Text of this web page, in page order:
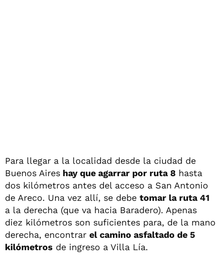
Para llegar a la localidad desde la ciudad de
Buenos Aires hay que agarrar por ruta 8 hasta
dos kilómetros antes del acceso a San Antonio
de Areco. Una vez allí, se debe tomar la ruta 41
a la derecha (que va hacia Baradero). Apenas
diez kilómetros son suficientes para, de la mano
derecha, encontrar el camino asfaltado de 5
kilómetros de ingreso a Villa Lía.